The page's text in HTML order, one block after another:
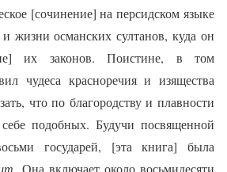
[сочинение] на персидском языке
жизни османских султанов, куда он
их законов. Поистине, в том
чудеса красноречия и изящества
что по благородству и плавности
подобных. Будучи посвященной
государей, [эта книга] была
Она включает около восьмидесяти